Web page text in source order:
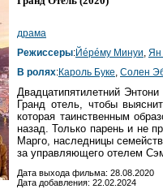
драма
Режиссеры:Йéрéмy Минуи, Ян
В ролях:Кароль Буке, Солен
Двадцатипятилетний
Гранд отель, чтобы
которая таинственным
назад. Только парень и не
Марго, наследницы
за управляющего отелем
Дата выхода фильма: 28.08.2020
Дата добавления: 22.02.2024